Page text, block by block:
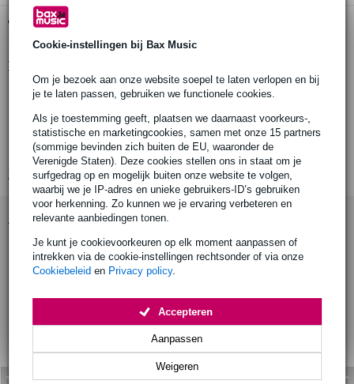
Cookie-instellingen bij Bax Music
Om je bezoek aan onze website soepel te laten verlopen en bij
je te laten passen, gebruiken we functionele cookies.
Als je toestemming geeft, plaatsen we daarnaast voorkeurs-,
statistische en marketingcookies, samen met onze 15 partners
(sommige bevinden zich buiten de EU, waaronder de
Verenigde Staten). Deze cookies stellen ons in staat om je
surfgedrag op en mogelijk buiten onze website te volgen,
waarbij we je IP-adres en unieke gebruikers-ID’s gebruiken
voor herkenning. Zo kunnen we je ervaring verbeteren en
relevante aanbiedingen tonen.
Je kunt je cookievoorkeuren op elk moment aanpassen of
intrekken via de cookie-instellingen rechtsonder of via onze
Cookiebeleid en Privacy policy.
Weigeren
Aanpassen
Accepteren
Gratis ophalen in de winkel
Productinformatie
aantal stuks: 1
geleverd inclusief: 1x Visaton SL 87 FE - 8 Ohm
breedbandluidspreker
weee-registratienummer: DE 79837685
Bekijk alle productspecificaties
Accessoires (7)